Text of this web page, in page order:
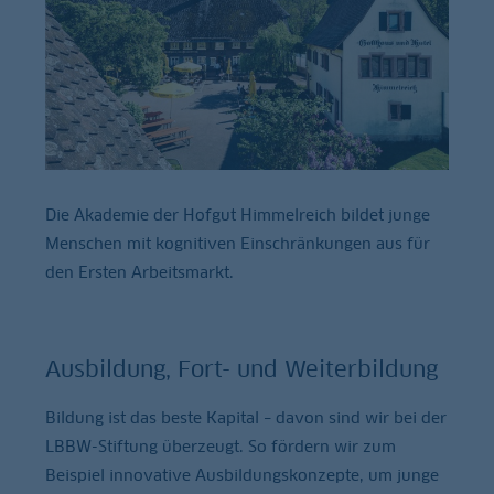
Die Akademie der Hofgut Himmelreich bildet junge
Menschen mit kognitiven Einschränkungen aus für
den Ersten Arbeitsmarkt.
Ausbildung, Fort- und Weiterbildung
Bildung ist das beste Kapital – davon sind wir bei der
LBBW-Stiftung überzeugt. So fördern wir zum
Beispiel innovative Ausbildungskonzepte, um junge